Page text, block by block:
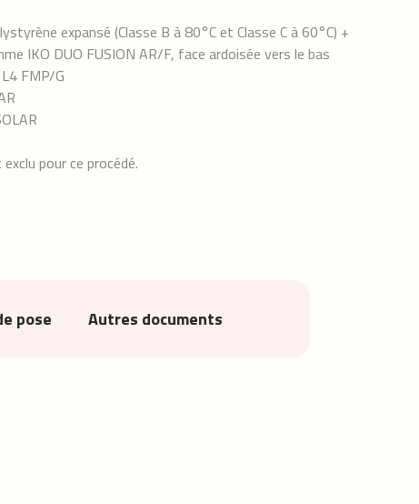
expansé (Classe B à 80°C et Classe C à 60°C) +
IKO DUO FUSION AR/F, face ardoisée vers le bas
FMP/G
pour ce procédé.
pose Autres documents